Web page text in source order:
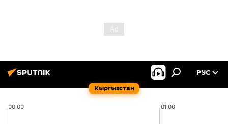
Кыргызстан
РУС
00:00 01:00